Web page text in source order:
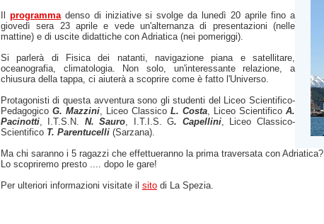
Il programmadenso di iniziative si svolge da lunedì 20 aprile fino a
giovedì sera 23 aprile e vede un'alternanza di presentazioni (nelle
mattine) e di uscite didattiche con Adriatica (nei pomeriggi).
Si parlerà di Fisica dei natanti, navigazione piana e satellitare,
oceanografia, climatologia. Non solo, un'interessante relazione, a
chiusura della tappa, ci aiuterà a scoprire come è fatto l'Universo.
Protagonisti di questa avventura sono gli studenti del Liceo Scientifico-
Pedagogico G. Mazzini, Liceo Classico L. Costa, Liceo ScientificoA.
Pacinotti, I.T.S.N. N. Sauro , I.T.I.S. G. Capellini, Liceo Classico-
Scientifico T. Parentucelli(Sarzana).
Ma chi saranno i 5 ragazzi che effettueranno la prima traversata con Adriatica?
Lo scopriremo presto .... dopo le gare!
Per ulteriori informazioni visitate il sitodi La Spezia.